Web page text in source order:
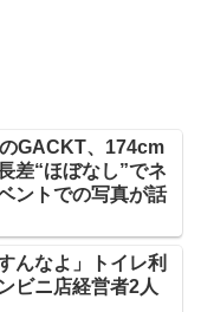
GACKT、174cm
差“ほぼなし”でネ
ントでの写真が話
んなよ」トイレ利
ビニ店経営者2人